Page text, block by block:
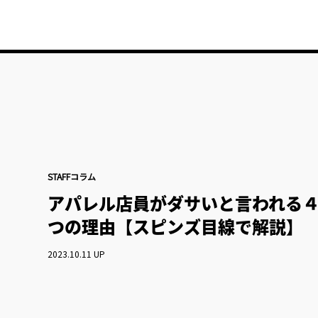
STAFFコラム
アパレル店員がダサいと言われる
つの理由【スピンズ目線で解説】
2023.10.11 UP